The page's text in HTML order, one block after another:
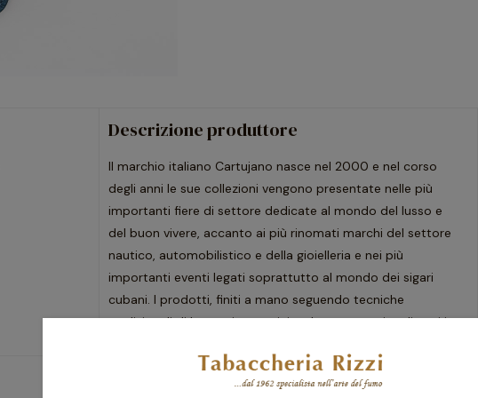
Descrizione produttore
Il marchio italiano Cartujano nasce nel 2000 e nel corso
degli anni le sue collezioni vengono presentate nelle più
importanti fiere di settore dedicate al mondo del lusso e
del buon vivere, accanto ai più rinomati marchi del settore
nautico, automobilistico e della gioielleria e nei più
importanti eventi legati soprattutto al mondo dei sigari
cubani. I prodotti, finiti a mano seguendo tecniche
tradizionali di lavorazione artigianale, sono tutti realizzati in